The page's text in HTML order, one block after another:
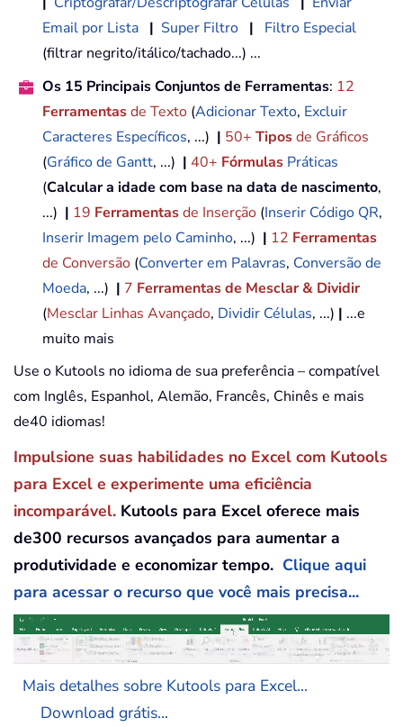
Email por Lista | Super Filtro |
Filtro Especial
(filtrar negrito/itálico/tachado...) ...
Os 15 Principais Conjuntos de Ferramentas: 12
Ferramentasde Texto (Adicionar Texto, Excluir
Caracteres Específicos, ...) | 50+ Tiposde Gráficos
(Gráfico de Gantt, ...) | 40+ Fórmulas Práticas
(Calcular a idade com base na data de nascimento,
...) | 19 Ferramentasde Inserção (Inserir Código QR,
Inserir Imagem pelo Caminho, ...) | 12 Ferramentas
de Conversão (Converter em Palavras, Conversão de
Moeda, ...) | 7 Ferramentas de Mesclar & Dividir
(Mesclar Linhas Avançado, Dividir Células, ...) | ...e
muito mais
Use o Kutools no idioma de sua preferência – compatível
com Inglês, Espanhol, Alemão, Francês, Chinês e mais
de40 idiomas!
Impulsione suas habilidades no Excel com Kutools
para Excel e experimente uma eficiência
incomparável. Kutools para Excel oferece mais
de300 recursos avançados para aumentar a
produtividade e economizar tempo. Clique aqui
para acessar o recurso que você mais precisa...
Mais detalhes sobre Kutools para Excel...
Download grátis...